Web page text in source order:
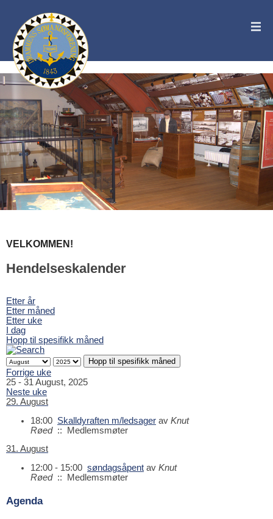
VELKOMMEN!
Hendelseskalender
Etter år
Etter måned
Etter uke
I dag
Hopp til spesifikk måned
Hopp til spesifikk måned
Forrige uke
25 - 31 August, 2025
Neste uke
29. August
18:00 Skalldyraften m/ledsager av Knut
Røed:: Medlemsmøter
31. August
12:00 - 15:00 søndagsåpent av Knut
Røed:: Medlemsmøter
Agenda